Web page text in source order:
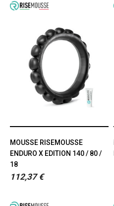
MOUSSE RISEMOUSSE
ENDURO X EDITION 140 / 80 /
18
112,37 €